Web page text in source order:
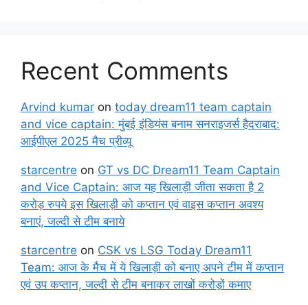
Recent Comments
Arvind kumar on today dream11 team captain
and vice captain: मुंबई इंडियंस बनाम सनराइजर्स हैदराबाद:
आईपीएल 2025 मैच प्रीव्यू
starcentre on GT vs DC Dream11 Team Captain
and Vice Captain: आज यह खिलाड़ी जीता सकता है 2
करोड़ रुपये इस खिलाड़ी को कप्तान एवं वाइस कप्तान अवश्य
बनाएं, जल्दी से टीम बनाये
starcentre on CSK vs LSG Today Dream11
Team: आज के मैच में ये खिलाड़ी को बनाए अपने टीम में कप्तान
एवं उप कप्तान, जल्दी से टीम बनाकर लाखों करोड़ों कमाए